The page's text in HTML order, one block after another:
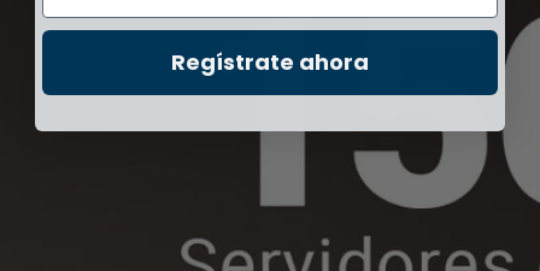
Regístrate ahora